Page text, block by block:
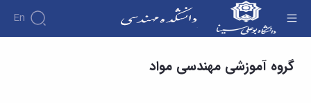
En
دانشکده
آزمایشگاه ها و کارگاه ها - دانشکده فنی و مهندسی
گروه آموزشی مهندسی مواد